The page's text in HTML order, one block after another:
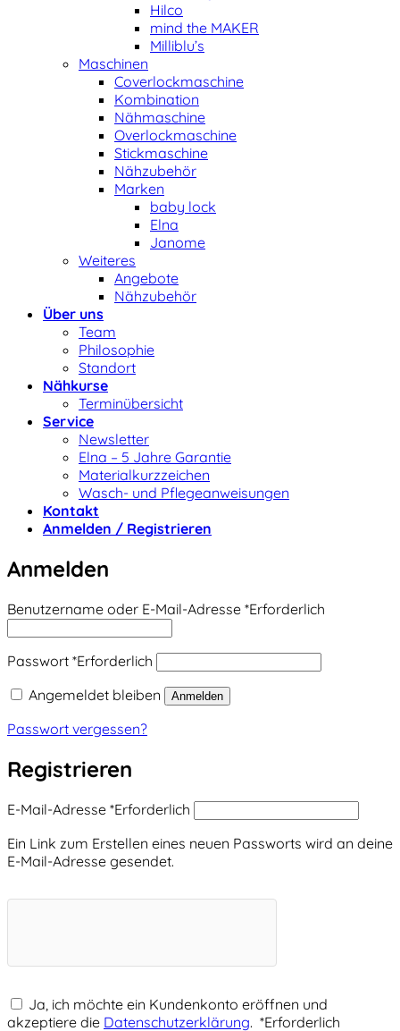
Hilco
mind the MAKER
Milliblu’s
Maschinen
Coverlockmaschine
Kombination
Nähmaschine
Overlockmaschine
Stickmaschine
Nähzubehör
Marken
baby lock
Elna
Janome
Weiteres
Angebote
Nähzubehör
Über uns
Team
Philosophie
Standort
Nähkurse
Terminübersicht
Service
Newsletter
Elna – 5 Jahre Garantie
Materialkurzzeichen
Wasch- und Pflegeanweisungen
Kontakt
Anmelden / Registrieren
Anmelden
Benutzername oder E-Mail-Adresse *Erforderlich
Passwort *Erforderlich
Angemeldet bleiben
Anmelden
Passwort vergessen?
Registrieren
E-Mail-Adresse *Erforderlich
Ein Link zum Erstellen eines neuen Passworts wird an deine
E-Mail-Adresse gesendet.
Ja, ich möchte ein Kundenkonto eröffnen und
akzeptiere die Datenschutzerklärung. *Erforderlich